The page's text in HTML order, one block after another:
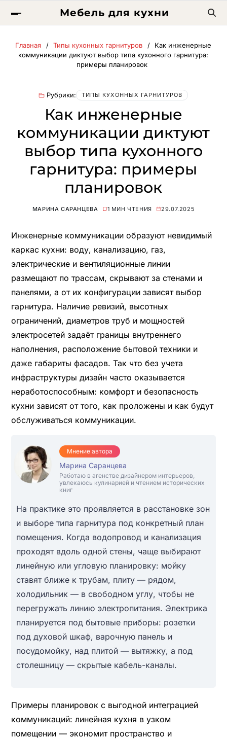
Мебель для кухни
Главная Типы кухонных гарнитуров
Как инженерные
коммуникации диктуют выбор типа кухонного гарнитура:
примеры планировок
Рубрики: ТИПЫ КУХОННЫХ ГАРНИТУРОВ
Как инженерные
коммуникации диктуют
выбор типа кухонного
гарнитура: примеры
планировок
МАРИНА САРАНЦЕВА 1 МИН ЧТЕНИЯ 29.07.2025
Инженерные коммуникации образуют невидимый
каркас кухни: воду, канализацию, газ,
электрические и вентиляционные линии
размещают по трассам, скрывают за стенами и
панелями, а от их конфигурации зависят выбор
гарнитура. Наличие ревизий, высотных
ограничений, диаметров труб и мощностей
электросетей задаёт границы внутреннего
наполнения, расположение бытовой техники и
даже габариты фасадов. Так что без учета
инфраструктуры дизайн часто оказывается
неработоспособным: комфорт и безопасность
кухни зависят от того, как проложены и как будут
обслуживаться коммуникации.
Мнение автора
Марина Саранцева
Работаю в агенстве дизайнером интерьеров,
увлекаюсь кулинарией и чтением исторических
книг
На практике это проявляется в расстановке зон
и выборе типа гарнитура под конкретный план
помещения. Когда водопровод и канализация
проходят вдоль одной стены, чаще выбирают
линейную или угловую планировку: мойку
ставят ближе к трубам, плиту — рядом,
холодильник — в свободном углу, чтобы не
перегружать линию электропитания. Электрика
планируется под бытовые приборы: розетки
под духовой шкаф, варочную панель и
посудомойку, над плитой — вытяжку, а под
столешницу — скрытые кабель-каналы.
Примеры планировок с выгодной интеграцией
коммуникаций: линейная кухня в узком
помещении — экономит пространство и